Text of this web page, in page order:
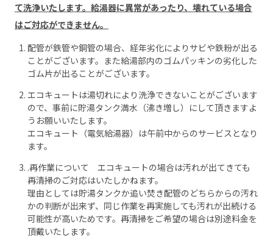
て洗浄いたします。給湯器に異常があったり、壊れている場合
はご対応ができません。
配管が鉄管や銅管の場合、経年劣化によりサビや鉄粉が出る
ことがございます。また給湯部内のゴムパッキンの劣化した
ゴム片が出ることがございます。
エコキュートは湯切れにより洗浄できないことがございます
ので、事前に貯湯タンク満水（沸き増し）にして頂きますよ
うお願いいたします。
エコキュート（電気給湯器）は午前中からのサービスとなり
ます。
.再作業について エコキュートの場合は汚れが出てきても
再清掃のご対応はいたしかねます。
理由としては貯湯タンクか追い焚き配管のどちらからの汚れ
かの判断が出来ず、同じ作業を再実施しても汚れが出続ける
可能性が高いためです。再清掃をご希望の場合は別途料金を
頂戴いたします。